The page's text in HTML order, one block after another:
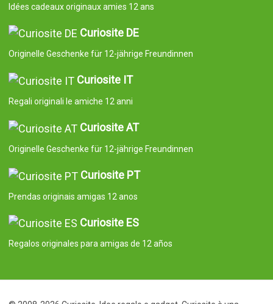
Idées cadeaux originaux amies 12 ans
Curiosite DE
Originelle Geschenke für 12-jährige Freundinnen
Curiosite IT
Regali originali le amiche 12 anni
Curiosite AT
Originelle Geschenke für 12-jährige Freundinnen
Curiosite PT
Prendas originais amigas 12 anos
Curiosite ES
Regalos originales para amigas de 12 años